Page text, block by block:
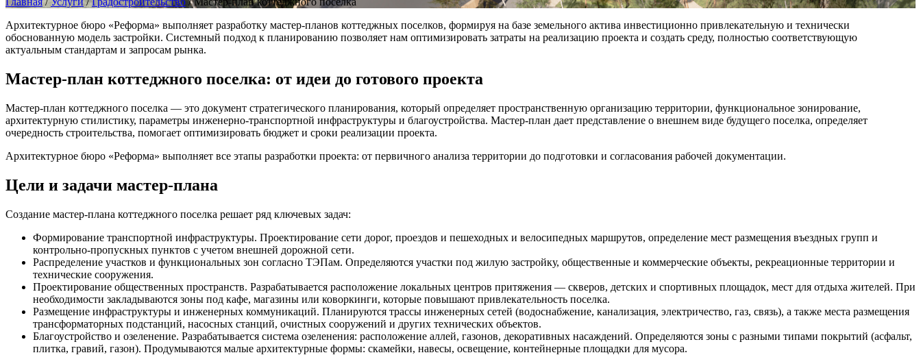
Архитектурное бюро «Реформа» выполняет разработку мастер-планов коттеджных поселков, формируя на базе земельного актива инвестиционно привлекательную и технически
обоснованную модель застройки. Системный подход к планированию позволяет нам оптимизировать затраты на реализацию проекта и создать среду, полностью соответствующую
актуальным стандартам и запросам рынка.
Мастер-план коттеджного поселка: от идеи до готового проекта
Мастер-план коттеджного поселка — это документ стратегического планирования, который определяет пространственную организацию территории, функциональное зонирование,
архитектурную стилистику, параметры инженерно-транспортной инфраструктуры и благоустройства. Мастер-план дает представление о внешнем виде будущего поселка, определяет
очередность строительства, помогает оптимизировать бюджет и сроки реализации проекта.
Архитектурное бюро «Реформа» выполняет все этапы разработки проекта: от первичного анализа территории до подготовки и согласования рабочей документации.
Цели и задачи мастер-плана
Создание мастер-плана коттеджного поселка решает ряд ключевых задач:
Формирование транспортной инфраструктуры. Проектирование сети дорог, проездов и пешеходных и велосипедных маршрутов, определение мест размещения въездных групп и
контрольно-пропускных пунктов с учетом внешней дорожной сети.
Распределение участков и функциональных зон согласно ТЭПам. Определяются участки под жилую застройку, общественные и коммерческие объекты, рекреационные территории и
технические сооружения.
Проектирование общественных пространств. Разрабатывается расположение локальных центров притяжения — скверов, детских и спортивных площадок, мест для отдыха жителей. При
необходимости закладываются зоны под кафе, магазины или коворкинги, которые повышают привлекательность поселка.
Размещение инфраструктуры и инженерных коммуникаций. Планируются трассы инженерных сетей (водоснабжение, канализация, электричество, газ, связь), а также места размещения
трансформаторных подстанций, насосных станций, очистных сооружений и других технических объектов.
Благоустройство и озеленение. Разрабатывается система озеленения: расположение аллей, газонов, декоративных насаждений. Определяются зоны с разными типами покрытий (асфальт,
плитка, гравий, газон). Продумываются малые архитектурные формы: скамейки, навесы, освещение, контейнерные площадки для мусора.